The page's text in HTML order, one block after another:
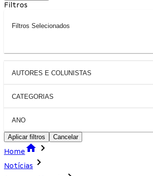
Filtros
Filtros Selecionados
AUTORES E COLUNISTAS
CATEGORIAS
ANO
Aplicar filtros Cancelar
Home
Notícias